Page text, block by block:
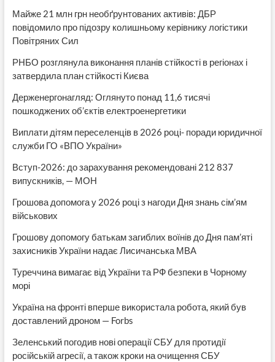
Майже 21 млн грн необґрунтованих активів: ДБР
повідомило про підозру колишньому керівнику логістики
Повітряних Сил
РНБО розглянула виконання планів стійкості в регіонах і
затвердила план стійкості Києва
Держенергонагляд: Оглянуто понад 11,6 тисячі
пошкоджених об’єктів електроенергетики
Виплати дітям переселенців в 2026 році- поради юридичної
служби ГО «ВПО України»
Вступ-2026: до зарахування рекомендовані 212 837
випускників, — МОН
Грошова допомога у 2026 році з нагоди Дня знань сім’ям
військових
Грошову допомогу батькам загиблих воїнів до Дня пам’яті
захисників України надає Лисичанська МВА
Туреччина вимагає від України та РФ безпеки в Чорному
морі
Україна на фронті вперше використала робота, який був
доставлений дроном — Forbs
Зеленський погодив нові операції СБУ для протидії
російській агресії, а також кроки на очищення СБУ